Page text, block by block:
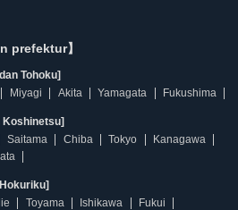
prefektur】
Tohoku]
Miyagi Akita Yamagata Fukushima
Koshinetsu]
Saitama Chiba Tokyo
Kanagawa
Toyama Ishikawa Fukui